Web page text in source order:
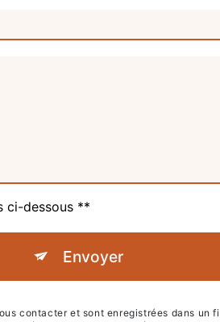
ci-dessous **
Envoyer
contacter et sont enregistrées dans